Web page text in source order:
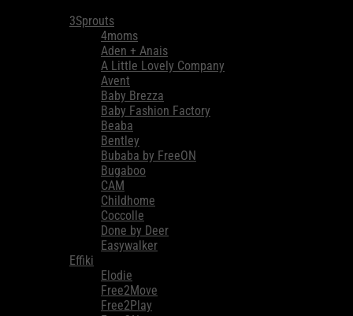
3Sprouts
4moms
Aden + Anais
A Little Lovely Company
Avent
Baby Brezza
Baby Fashion Factory
Beaba
Bentley
Bubaba by FreeON
Bugaboo
CAM
Childhome
Coccolle
Done by Deer
Easywalker
Effiki
Elodie
Free2Move
Free2Play